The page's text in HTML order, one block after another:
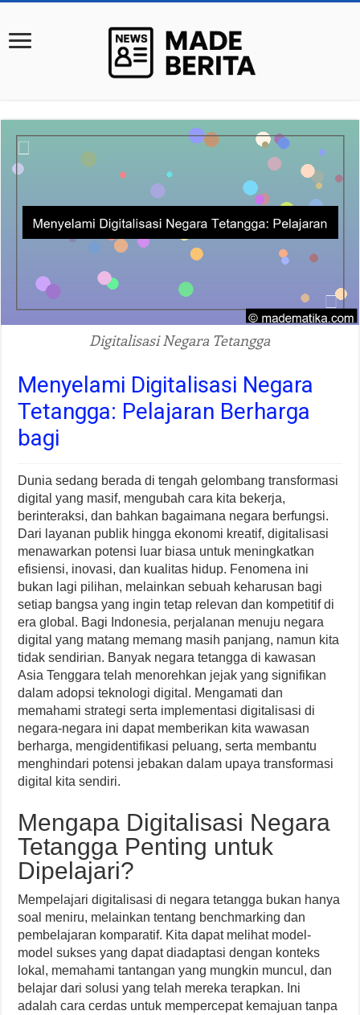
Digitalisasi Negara Tetangga
Menyelami Digitalisasi Negara
Tetangga: Pelajaran Berharga
bagi
Dunia sedang berada di tengah gelombang transformasi
digital yang masif, mengubah cara kita bekerja,
berinteraksi, dan bahkan bagaimana negara berfungsi.
Dari layanan publik hingga ekonomi kreatif, digitalisasi
menawarkan potensi luar biasa untuk meningkatkan
efisiensi, inovasi, dan kualitas hidup. Fenomena ini
bukan lagi pilihan, melainkan sebuah keharusan bagi
setiap bangsa yang ingin tetap relevan dan kompetitif di
era global. Bagi Indonesia, perjalanan menuju negara
digital yang matang memang masih panjang, namun kita
tidak sendirian. Banyak negara tetangga di kawasan
Asia Tenggara telah menorehkan jejak yang signifikan
dalam adopsi teknologi digital. Mengamati dan
memahami strategi serta implementasi digitalisasi di
negara-negara ini dapat memberikan kita wawasan
berharga, mengidentifikasi peluang, serta membantu
menghindari potensi jebakan dalam upaya transformasi
digital kita sendiri.
Mengapa Digitalisasi Negara
Tetangga Penting untuk
Dipelajari?
Mempelajari digitalisasi di negara tetangga bukan hanya
soal meniru, melainkan tentang benchmarking dan
pembelajaran komparatif. Kita dapat melihat model-
model sukses yang dapat diadaptasi dengan konteks
lokal, memahami tantangan yang mungkin muncul, dan
belajar dari solusi yang telah mereka terapkan. Ini
adalah cara cerdas untuk mempercepat kemajuan tanpa